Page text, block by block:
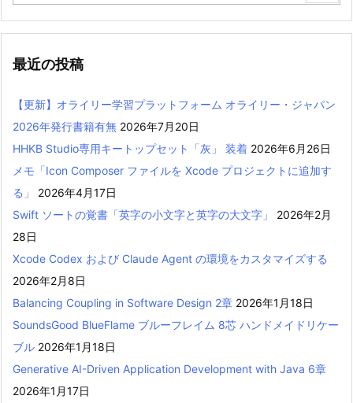
最近の投稿
【更新】オライリー学習プラットフォーム オライリー・ジャパン
2026年発行書籍有無 2026年7月20日
HHKB Studio専用キートップセット「灰」 装着 2026年6月26日
メモ「Icon Composer ファイルを Xcode プロジェクトに追加す
る」
2026年4月17日
Swift ソートの覚書「英字の小文字と英字の大文字」
2026年2月
28日
Xcode Codex および Claude Agent の環境をカスタマイズする
2026年2月8日
Balancing Coupling in Software Design 2章 2026年1月18日
SoundsGood BlueFlame ブルーフレイム 8芯 ハンドメイドリケー
ブル 2026年1月18日
Generative AI-Driven Application Development with Java 6章
2026年1月17日